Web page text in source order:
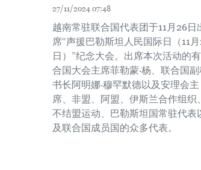
27/11/2024 07:48
越南常驻联合国代表团于11月26日
席“声援巴勒斯坦人民国际日（11
日）”纪念大会。出席本次活动的
合国大会主席菲勒蒙·杨、联合国
书长阿明娜·穆罕默德以及安理会主
席、非盟、阿盟、伊斯兰合作组织、
不结盟运动、巴勒斯坦国常驻代表
及联合国成员国的众多代表。